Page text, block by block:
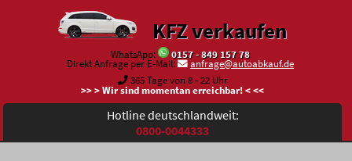
KFZ verkaufen
WhatsApp:
0157 - 849 157 78
Direkt Anfrage per E-Mail:
anfrage@autoabkauf.de
365 Tage von 8 - 22 Uhr
>> > Wir sind momentan erreichbar! < <<
Hotline deutschlandweit:
0800-0044333